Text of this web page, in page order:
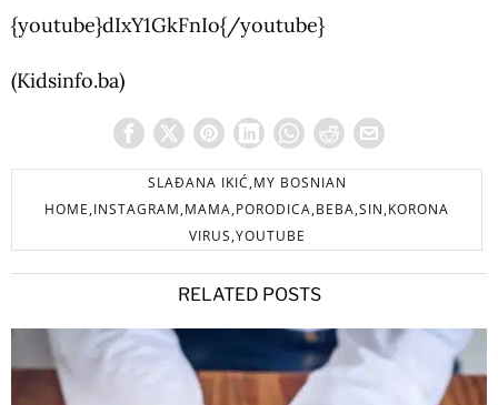
{youtube}dIxY1GkFnIo{/youtube}
(Kidsinfo.ba)
SLAĐANA IKIĆ,MY BOSNIAN
HOME,INSTAGRAM,MAMA,PORODICA,BEBA,SIN,KORONA
VIRUS,YOUTUBE
RELATED POSTS